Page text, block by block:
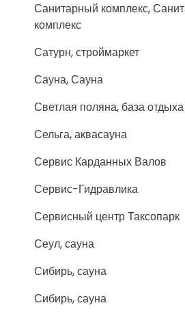
Санитарный комплекс,
комплекс
Сатурн, строймаркет
Сауна, Сауна
Светлая поляна, база отдыха
Сельга, аквасауна
Сервис Карданных Валов
Сервис-Гидравлика
Сервисный центр Таксопарк
Сеул, сауна
Сибирь, сауна
Сибирь, сауна